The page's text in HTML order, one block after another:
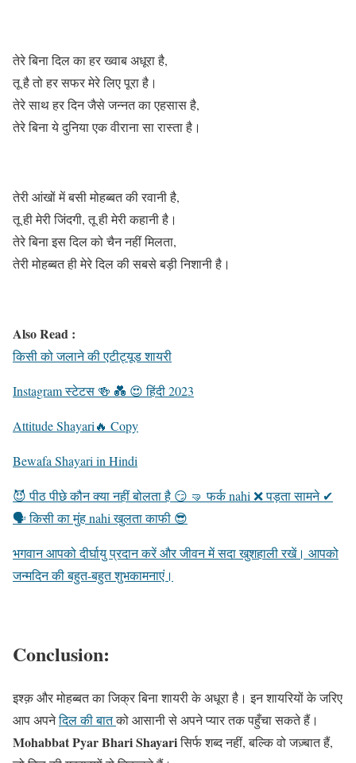
तेरे बिना दिल का हर ख्वाब अधूरा है,
तू है तो हर सफर मेरे लिए पूरा है।
तेरे साथ हर दिन जैसे जन्नत का एहसास है,
तेरे बिना ये दुनिया एक वीराना सा रास्ता है।
तेरी आंखों में बसी मोहब्बत की रवानी है,
तू ही मेरी जिंदगी, तू ही मेरी कहानी है।
तेरे बिना इस दिल को चैन नहीं मिलता,
तेरी मोहब्बत ही मेरे दिल की सबसे बड़ी निशानी है।
Also Read :
किसी को जलाने की एटीट्यूड शायरी
Instagram स्टेटस 🍻 💑 😍 हिंदी 2023
Attitude Shayari🔥 Copy
Bewafa Shayari in Hindi
😈 पीठ पीछे कौन क्या नहीं बोलता है 😏 🤜 फर्क nahi ❌ पड़ता सामने ✔
🗣 किसी का मुंह nahi खुलता काफी 😎
भगवान आपको दीर्घायु प्रदान करें और जीवन में सदा खुशहाली रखें। आपको
जन्मदिन की बहुत-बहुत शुभकामनाएं।
Conclusion:
इश्क़ और मोहब्बत का जिक्र बिना शायरी के अधूरा है। इन शायरियों के जरिए
आप अपनेदिल की बातको आसानी से अपने प्यार तक पहुँचा सकते हैं।
Mohabbat Pyar Bhari Shayariसिर्फ शब्द नहीं, बल्कि वो जज़्बात हैं,